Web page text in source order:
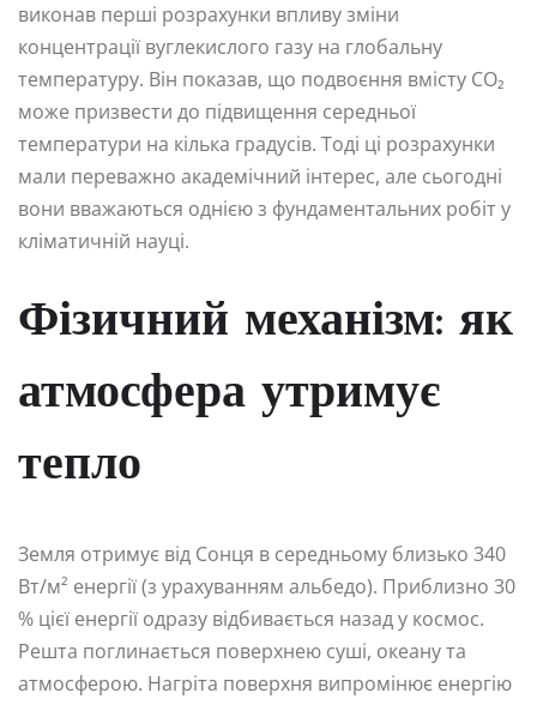
виконав перші розрахунки впливу зміни
концентрації вуглекислого газу на глобальну
температуру. Він показав, що подвоєння вмісту CO₂
може призвести до підвищення середньої
температури на кілька градусів. Тоді ці розрахунки
мали переважно академічний інтерес, але сьогодні
вони вважаються однією з фундаментальних робіт у
кліматичній науці.
Фізичний механізм: як
атмосфера утримує
тепло
Земля отримує від Сонця в середньому близько 340
Вт/м² енергії (з урахуванням альбедо). Приблизно 30
% цієї енергії одразу відбивається назад у космос.
Решта поглинається поверхнею суші, океану та
атмосферою. Нагріта поверхня випромінює енергію